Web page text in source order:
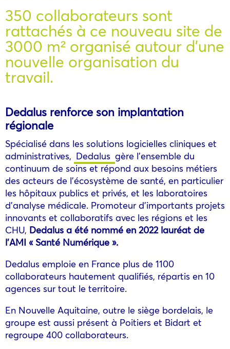
350 collaborateurs sont
rattachés à ce nouveau site de
3000 m² organisé autour d’une
nouvelle organisation du
travail.
Dedalus renforce son implantation
régionale
Spécialisé dans les solutions logicielles cliniques et
administratives, Dedalus gère l’ensemble du
continuum de soins et répond aux besoins métiers
des acteurs de l’écosystème de santé, en particulier
les hôpitaux publics et privés, et les laboratoires
d’analyse médicale. Promoteur d’importants projets
innovants et collaboratifs avec les régions et les
CHU, Dedalus a été nommé en 2022 lauréat de
l’AMI « Santé Numérique ».
Dedalus emploie en France plus de 1100
collaborateurs hautement qualifiés, répartis en 10
agences sur tout le territoire.
En Nouvelle Aquitaine, outre le siège bordelais, le
groupe est aussi présent à Poitiers et Bidart et
regroupe 400 collaborateurs.